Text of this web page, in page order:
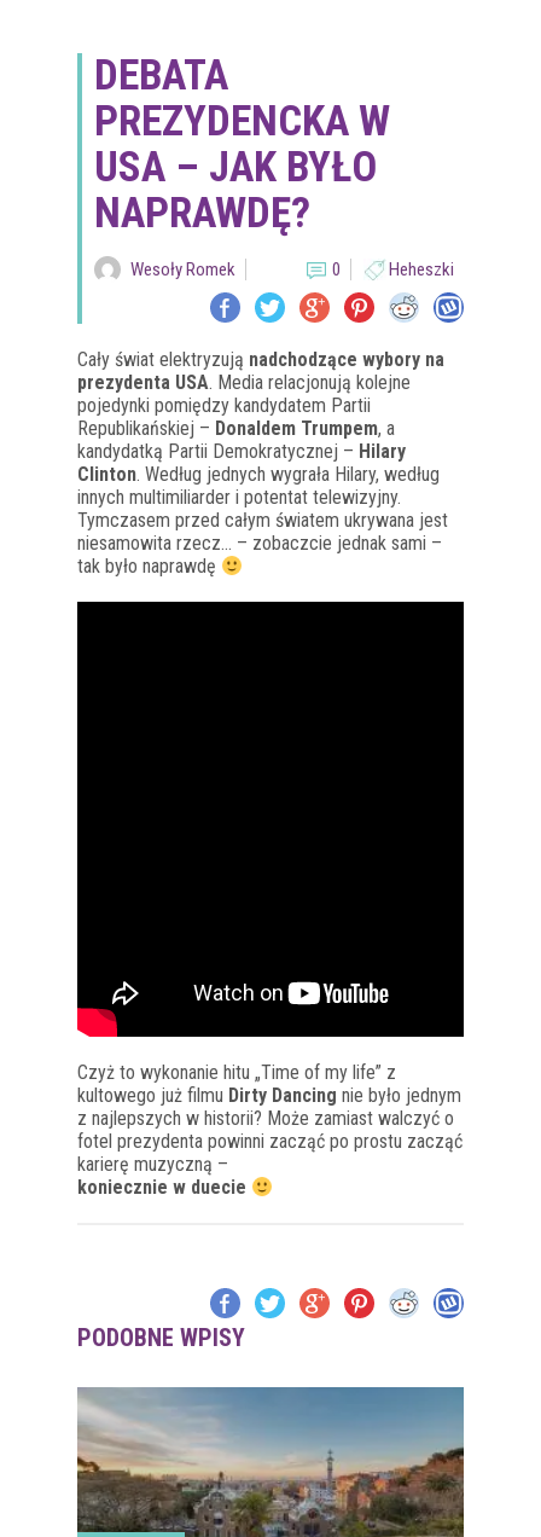
DEBATA
PREZYDENCKA W
USA – JAK BYŁO
NAPRAWDĘ?
Wesoły Romek 0 Heheszki
Cały świat elektryzują nadchodzące wybory na
prezydenta USA. Media relacjonują kolejne
pojedynki pomiędzy kandydatem Partii
Republikańskiej – Donaldem Trumpem, a
kandydatką Partii Demokratycznej – Hilary
Clinton. Według jednych wygrała Hilary, według
innych multimiliarder i potentat telewizyjny.
Tymczasem przed całym światem ukrywana jest
niesamowita rzecz… – zobaczcie jednak sami –
tak było naprawdę
Czyż to wykonanie hitu „Time of my life” z
kultowego już filmu Dirty Dancing nie było jednym
z najlepszych w historii? Może zamiast walczyć o
fotel prezydenta powinni zacząć po prostu zacząć
karierę muzyczną –
koniecznie w duecie
PODOBNE WPISY